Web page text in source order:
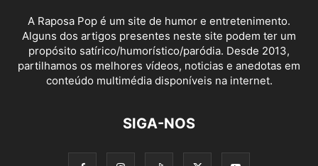
A Raposa Pop é um site de humor e entretenimento.
Alguns dos artigos presentes neste site podem ter um
propósito satírico/humorístico/paródia. Desde 2013,
partilhamos os melhores vídeos, noticias e anedotas em
conteúdo multimédia disponíveis na internet.
SIGA-NOS